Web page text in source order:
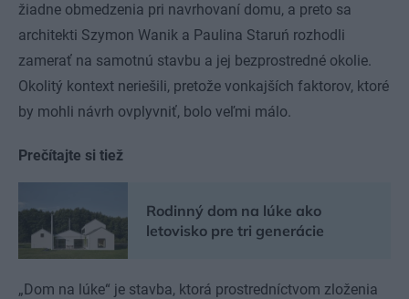
žiadne obmedzenia pri navrhovaní domu, a preto sa
architekti Szymon Wanik a Paulina Staruń rozhodli
zamerať na samotnú stavbu a jej bezprostredné okolie.
Okolitý kontext neriešili, pretože vonkajších faktorov, ktoré
by mohli návrh ovplyvniť, bolo veľmi málo.
Prečítajte si tiež
Rodinný dom na lúke ako
letovisko pre tri generácie
„Dom na lúke“ je stavba, ktorá prostredníctvom zloženia